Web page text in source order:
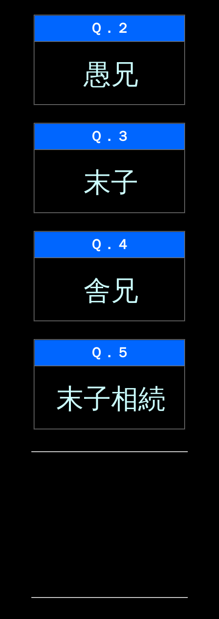
Ｑ．２
愚兄
Ｑ．３
末子
Ｑ．４
舎兄
Ｑ．５
末子相続